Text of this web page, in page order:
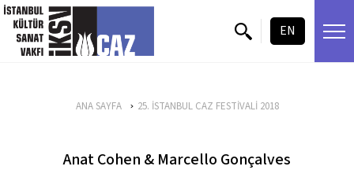
içeriği atla
EN
ANA SAYFA 25. İSTANBUL CAZ FESTİVALİ 2018
Anat Cohen & Marcello Gonçalves